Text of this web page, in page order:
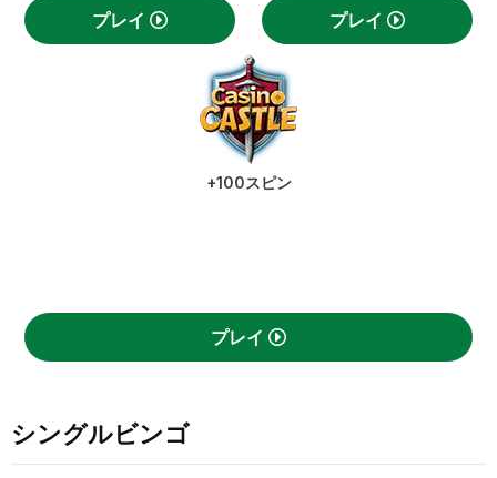
プレイ プレイ
+100スピン
プレイ
シングルビンゴ